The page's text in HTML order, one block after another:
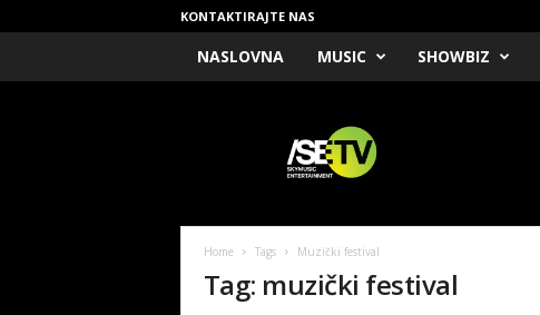
KONTAKTIRAJTE NAS
NASLOVNA MUSIC SHOWBIZ
Home Tags Muzički festival
Tag: muzički festival